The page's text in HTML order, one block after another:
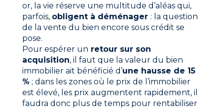
or, la vie réserve une multitude d’aléas qui,
parfois, obligent à déménager : la question
de la vente du bien encore sous crédit se
pose.
Pour espérer un retour sur son
acquisition, il faut que la valeur du bien
immobilier ait bénéficié d’une hausse de 15
% ; dans les zones où le prix de l’immobilier
est élevé, les prix augmentent rapidement, il
faudra donc plus de temps pour rentabiliser